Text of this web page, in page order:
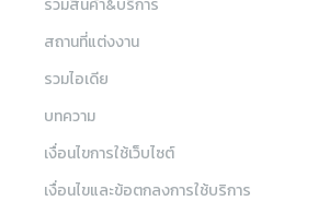
รวมสินค้า&บริการ
สถานที่แต่งงาน
รวมไอเดีย
บทความ
เงื่อนไขการใช้เว็บไซต์
เงื่อนไขและข้อตกลงการใช้บริการ